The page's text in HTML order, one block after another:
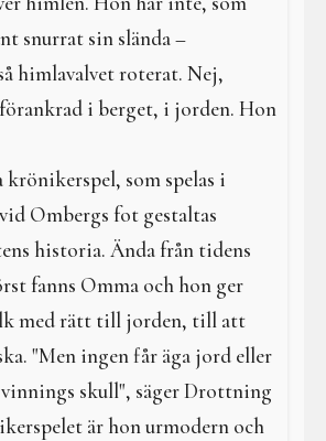
snurrat sin slända –
himlavalvet roterat. Nej,
i berget, i jorden. Hon
krönikerspel, som spelas i
Ombergs fot gestaltas
historia. Ända från tidens
fanns Omma och hon ger
med rätt till jorden, till att
"Men ingen får äga jord eller
skull", säger Drottning
är hon urmodern och